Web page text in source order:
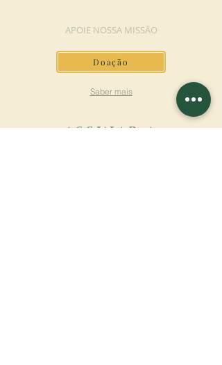
APOIE NOSSA MISSÃO
Doação
Saber mais
ASSINAR A